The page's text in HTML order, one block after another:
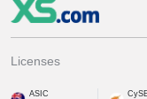
Licenses
ASIC